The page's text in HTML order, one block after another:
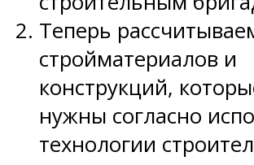
Теперь
стройматериалов и
конструкций,
нужны согласно
технологии